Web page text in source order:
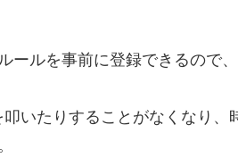
ールを事前に登録できるので
いたりすることがなくなり